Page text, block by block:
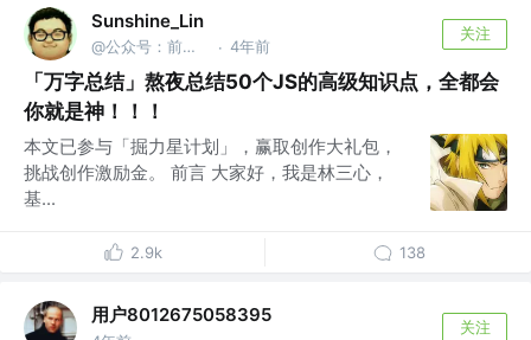
Sunshine_Lin
@公众号：前端之神 & B站：林三心的挖掘机 · 4年前
关注
「万字总结」熬夜总结50个JS的高级知识点，全都会
你就是神！！！
本文已参与「掘力星计划」，赢取创作大礼包，
挑战创作激励金。 前言 大家好，我是林三心，
基...
2.9k 138
用户8012675058395
关注